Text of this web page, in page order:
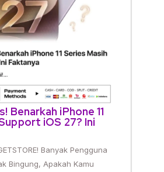
Benarkah iPhone 11
iOS 27? Ini
Banyak Pengguna
Bingung, Apakah Kamu